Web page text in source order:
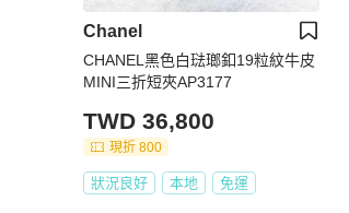
Chanel
CHANEL黑色白琺瑯釦19粒紋牛皮
MINI三折短夾AP3177
TWD 36,800
現折 800
狀況良好 本地 免運